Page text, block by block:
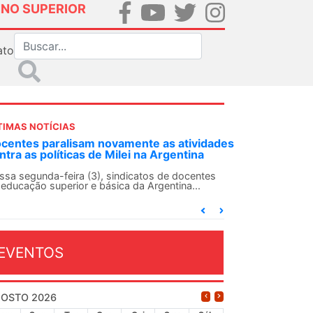
SUPERIOR
NOTÍCIAS
SN convoca docentes para Dia de
Internacionalista com Cuba em
de agosto
SN conclama suas seções sindicais e o